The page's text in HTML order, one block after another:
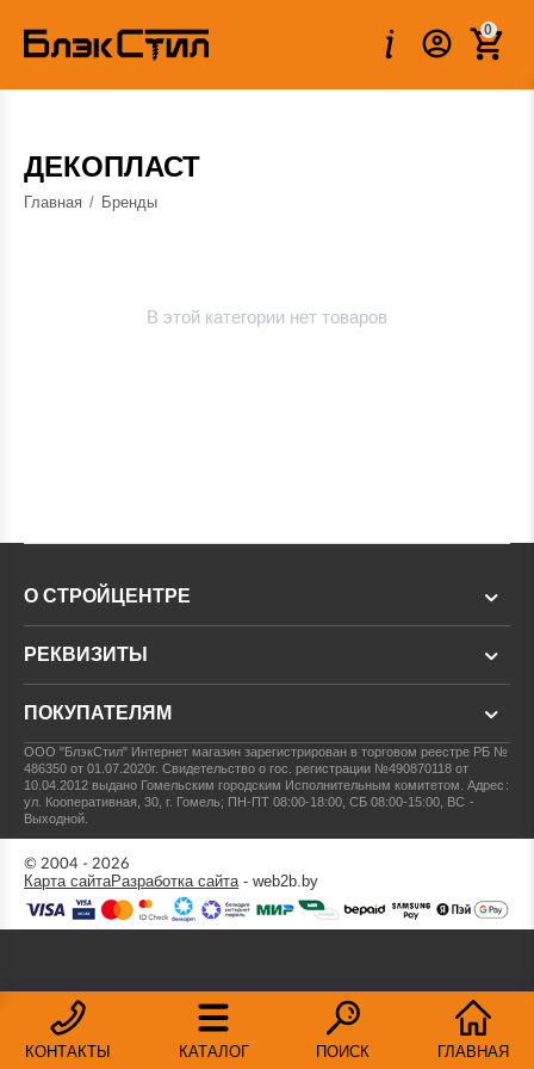
0
ДЕКОПЛАСТ
Главная / Бренды
В этой категории нет товаров
КОНТАКТЫ КАТАЛОГ ПОИСК ГЛАВНАЯ
О СТРОЙЦЕНТРЕ
РЕКВИЗИТЫ
ПОКУПАТЕЛЯМ
ООО "БлэкСтил" Интернет магазин зарегистрирован в торговом реестре РБ №
486350 от 01.07.2020г.Свидетельство о гос. регистрации №490870118 от
10.04.2012 выдано Гомельским городским Исполнительным комитетом.Адрес:
ул. Кооперативная, 30, г. Гомель; ПН-ПТ 08:00-18:00, СБ 08:00-15:00, ВС -
Выходной.
© 2004 - 2026
Карта сайтаРазработка сайта- web2b.by